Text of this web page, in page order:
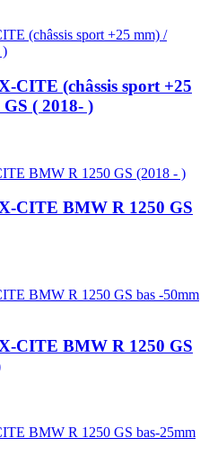
CITE (châssis sport +25
( 2018- )
CITE BMW R 1250 GS
CITE BMW R 1250 GS